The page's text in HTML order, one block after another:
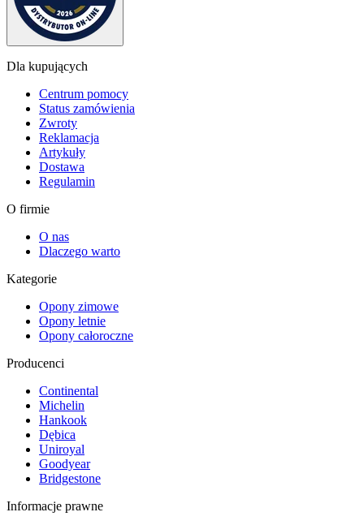
Dla kupujących
Centrum pomocy
Status zamówienia
Zwroty
Reklamacja
Artykuły
Dostawa
Regulamin
O firmie
O nas
Dlaczego warto
Kategorie
Opony zimowe
Opony letnie
Opony całoroczne
Producenci
Continental
Michelin
Hankook
Dębica
Uniroyal
Goodyear
Bridgestone
Informacje prawne